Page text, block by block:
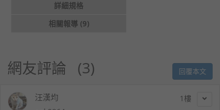
詳細規格
相關報導 (9)
網友評論 3 回覆本文
1
汪漢均